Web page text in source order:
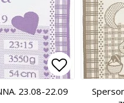
Add to
Add to
23.08-22.09